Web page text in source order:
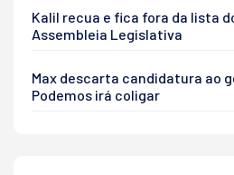
Kalil recua e fica fora da lista
Assembleia Legislativa
Max descarta candidatura ao
Podemos irá coligar